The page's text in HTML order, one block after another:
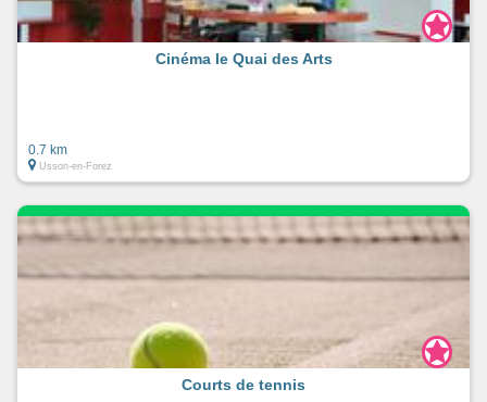
Cinéma le Quai des Arts
0.7 km
Usson-en-Forez
Courts de tennis